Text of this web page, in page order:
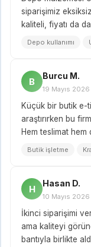
siparişimiz
kaliteli, fiyatı da
Depo kullanımı
B
Burcu M.
19 Mayıs 2026
Küçük bir butik e-
araştırırken bu
Hem teslimat hem
Butik işletme
H
Hasan D.
10 Mayıs 2026
İkinci siparişimi
ama kaliteyi
bantıyla birlikte